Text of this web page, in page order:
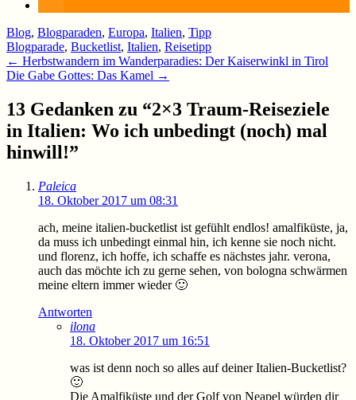
Blog, Blogparaden, Europa, Italien, Tipp
Blogparade, Bucketlist, Italien, Reisetipp
Beitragsnavigation
← Herbstwandern im Wanderparadies: Der Kaiserwinkl in Tirol
Die Gabe Gottes: Das Kamel →
13 Gedanken zu “2×3 Traum-Reiseziele
in Italien: Wo ich unbedingt (noch) mal
hinwill!”
Paleica
18. Oktober 2017 um 08:31
ach, meine italien-bucketlist ist gefühlt endlos! amalfiküste, ja,
da muss ich unbedingt einmal hin, ich kenne sie noch nicht.
und florenz, ich hoffe, ich schaffe es nächstes jahr. verona,
auch das möchte ich zu gerne sehen, von bologna schwärmen
meine eltern immer wieder 🙂
Antworten
ilona
18. Oktober 2017 um 16:51
was ist denn noch so alles auf deiner Italien-Bucketlist?
🙂
Die Amalfiküste und der Golf von Neapel würden dir